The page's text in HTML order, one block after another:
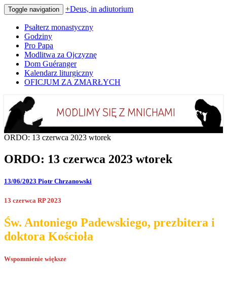
Toggle navigation +Deus, in adiutorium
Psałterz monastyczny
Godziny
Pro Papa
Modlitwa za Ojczyznę
Dom Guéranger
Kalendarz liturgiczny
OFICJUM ZA ZMARŁYCH
+Deus, in adiutorium
Codziennie modlimy się z mnichami
ORDO: 13 czerwca 2023 wtorek
ORDO: 13 czerwca 2023 wtorek
13/06/2023 Piotr Chrzanowski
13 czerwca RP 2023
Św. Antoniego Padewskiego, prezbitera i
doktora Kościoła
Wspomnienie większe